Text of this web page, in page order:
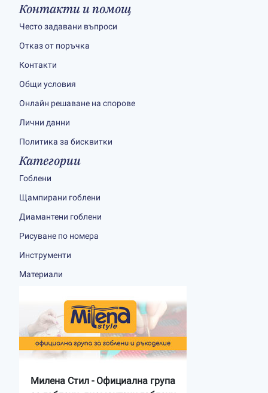
Контакти и помощ
Често задавани въпроси
Отказ от поръчка
Контакти
Общи условия
Онлайн решаване на спорове
Лични данни
Политика за бисквитки
Категории
Гоблени
Щампирани гоблени
Диамантени гоблени
Рисуване по номера
Инструменти
Материали
Милена Стил - Официална група